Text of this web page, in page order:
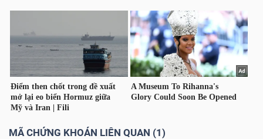
MÃ CHỨNG KHOÁN LIÊN QUAN (1)
CÔNG
NGHỆ
TIN